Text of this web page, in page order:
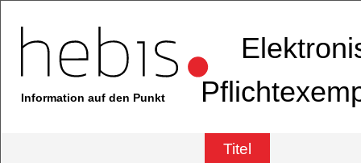
Information auf den Punkt
Titel